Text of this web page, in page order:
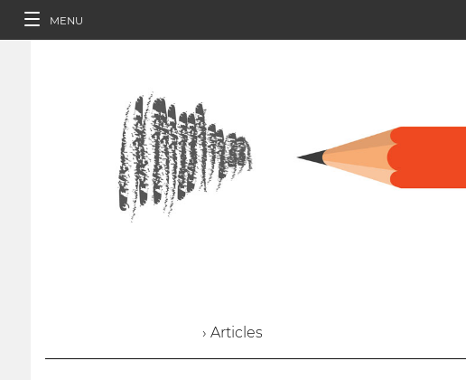
MENU
› Articles